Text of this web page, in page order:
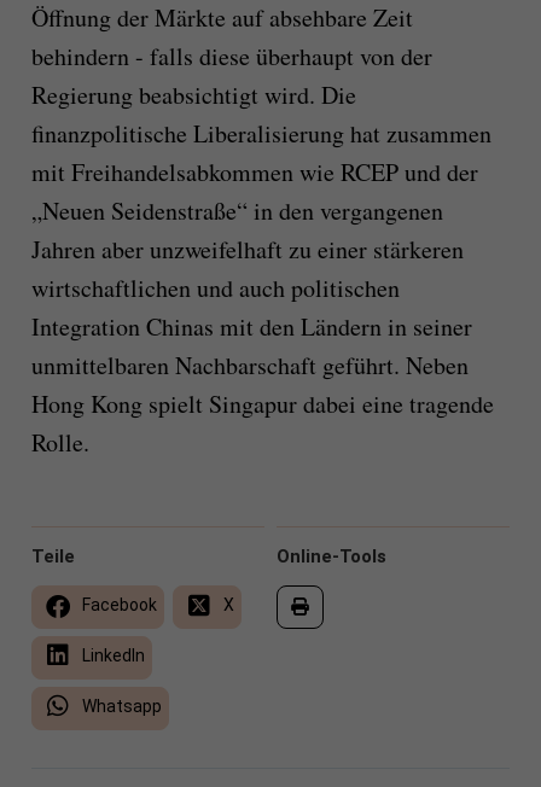
Öffnung der Märkte auf absehbare Zeit
behindern - falls diese überhaupt von der
Regierung beabsichtigt wird. Die
finanzpolitische Liberalisierung hat zusammen
mit Freihandelsabkommen wie RCEP und der
„Neuen Seidenstraße“ in den vergangenen
Jahren aber unzweifelhaft zu einer stärkeren
wirtschaftlichen und auch politischen
Integration Chinas mit den Ländern in seiner
unmittelbaren Nachbarschaft geführt. Neben
Hong Kong spielt Singapur dabei eine tragende
Rolle.
Online-Tools
Teile
Facebook X
LinkedIn
Whatsapp